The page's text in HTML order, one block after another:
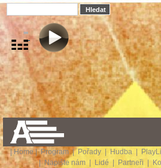
|Home|Program | Pořady Hudba
|Napište nám Lidé Partneři